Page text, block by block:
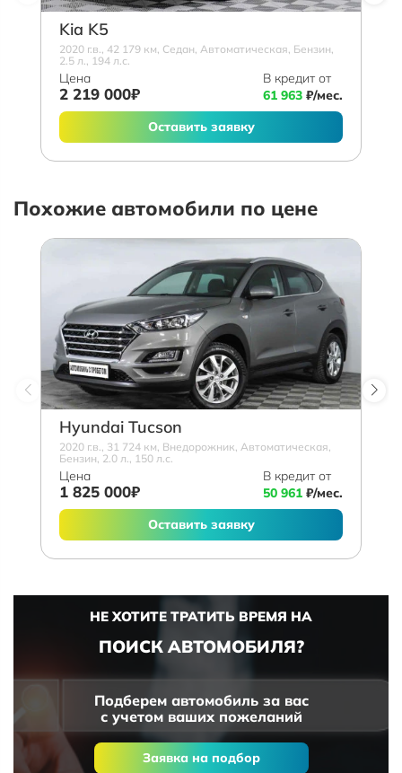
Kia K5
2020 г.в., 42 179 км, Седан, Автоматическая, Бензин,
2.5 л., 194 л.с.
Цена
2 219 000₽
В кредит от
61 963 ₽/мес.
Оставить заявку
Похожие автомобили по цене
Hyundai Tucson
2020 г.в., 31 724 км, Внедорожник, Автоматическая,
Бензин, 2.0 л., 150 л.с.
Цена
1 825 000₽
В кредит от
50 961 ₽/мес.
Оставить заявку
НЕ ХОТИТЕ ТРАТИТЬ ВРЕМЯ НА
ПОИСК АВТОМОБИЛЯ?
Подберем автомобиль за вас
с учетом ваших пожеланий
Заявка на подбор